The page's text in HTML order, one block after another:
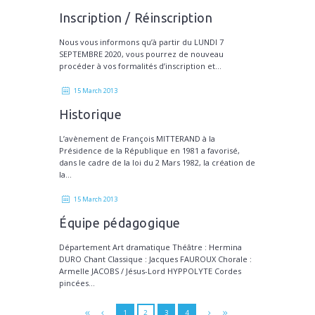
Inscription / Réinscription
Nous vous informons qu’à partir du LUNDI 7
SEPTEMBRE 2020, vous pourrez de nouveau
procéder à vos formalités d’inscription et...
15 March 2013
Historique
L’avènement de François MITTERAND à la
Présidence de la République en 1981 a favorisé,
dans le cadre de la loi du 2 Mars 1982, la création de
la...
15 March 2013
Équipe pédagogique
Département Art dramatique Théâtre : Hermina
DURO Chant Classique : Jacques FAUROUX Chorale :
Armelle JACOBS / Jésus-Lord HYPPOLYTE Cordes
pincées...
1 2 3 4